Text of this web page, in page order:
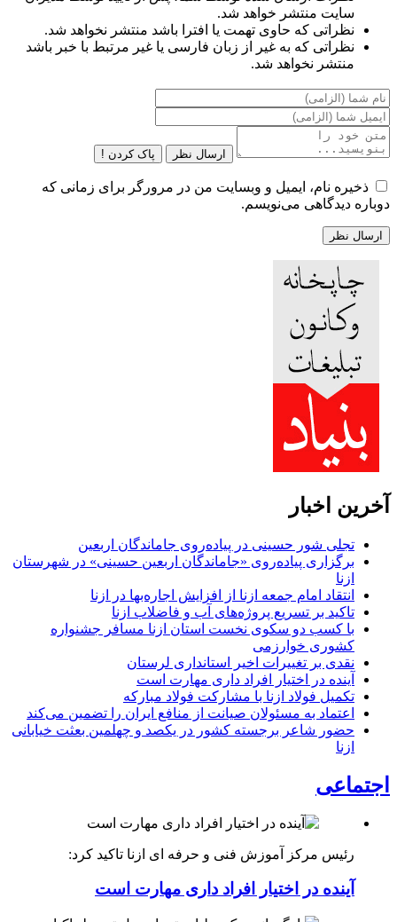
سایت منتشر خواهد شد.
نظراتی که حاوی تهمت یا افترا باشد منتشر نخواهد شد.
نظراتی که به غیر از زبان فارسی یا غیر مرتبط با خبر باشد
منتشر نخواهد شد.
ارسال نظر پاک کردن !
ذخیره نام، ایمیل و وبسایت من در مرورگر برای زمانی که
دوباره دیدگاهی می‌نویسم.
آخرین اخبار
تجلی شور حسینی در پیاده‌روی جاماندگان اربعین
برگزاری پیاده‌روی «جاماندگان اربعین حسینی» در شهرستان
ازنا
انتقاد امام جمعه ازنا از افزایش اجاره‌بها در ازنا
تاکید بر تسریع پروژه‌های آب و فاضلاب ازنا
با کسب دو سکوی نخست استان ازنا مسافر جشنواره
کشوری خوارزمی
نقدی بر تغییرات اخیر استانداری لرستان
آینده در اختیار افراد داری مهارت است
تکمیل فولاد ازنا با مشارکت فولاد مبارکه
اعتماد به مسئولان صیانت از منافع ایران را تضمین می‌کند
حضور شاعر برجسته کشور در یکصد و چهلمین بعثت خیابانی
ازنا
اجتماعی
رئیس مرکز آموزش فنی و حرفه ای ازنا تاکید کرد:
آینده در اختیار افراد داری مهارت است